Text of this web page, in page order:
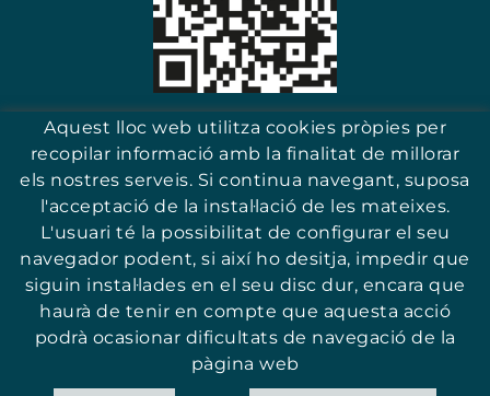
Escaneja i troba el teu comerç
17251 - Sant Antoni (Girona)
© ASSOCIACIÓ PER LA PROMOCIÓ I QUALITAT DEL COMERÇ DE SANT
ANTONI
POLÍTICA DE COOKIES AVÍS LEGAL CONDICIONS
Aquest lloc web utilitza cookies pròpies per
recopilar informació amb la finalitat de millorar
els nostres serveis. Si continua navegant, suposa
l'acceptació de la instal·lació de les mateixes.
L'usuari té la possibilitat de configurar el seu
navegador podent, si així ho desitja, impedir que
siguin instal·lades en el seu disc dur, encara que
haurà de tenir en compte que aquesta acció
podrà ocasionar dificultats de navegació de la
pàgina web